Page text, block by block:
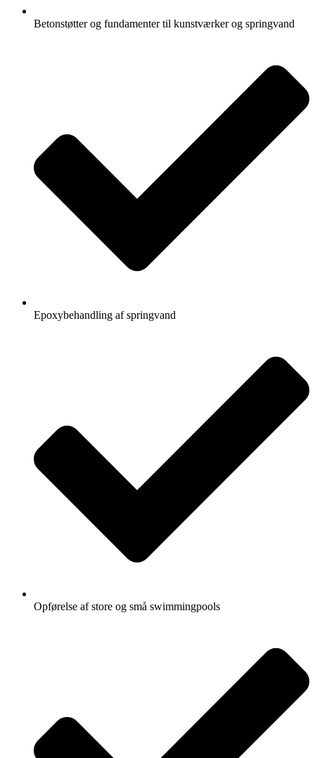
Betonstøtter og fundamenter til kunstværker og springvand
Epoxybehandling af springvand
Opførelse af store og små swimmingpools